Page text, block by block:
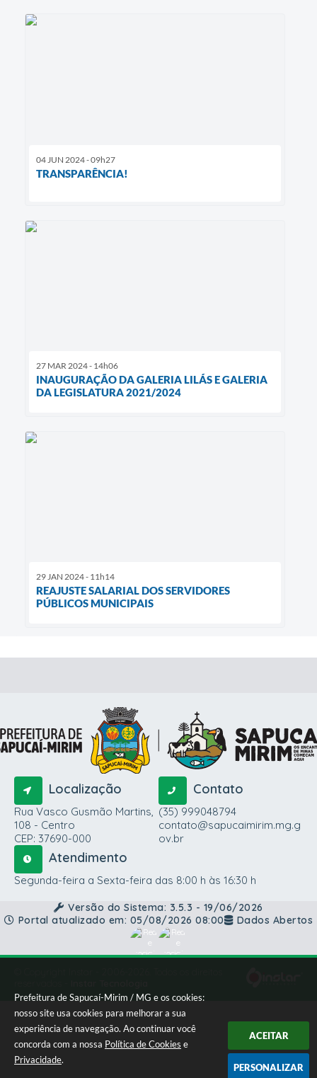
Prefeitura de Sapucaí-Mirim / MG e os cookies:
nosso site usa cookies para melhorar a sua
experiência de navegação. Ao continuar você
concorda com a nossa Política de Cookies e
Privacidade.
ACEITAR
PERSONALIZAR
04 JUN 2024 - 09h27
TRANSPARÊNCIA!
27 MAR 2024 - 14h06
INAUGURAÇÃO DA GALERIA LILÁS E GALERIA
DA LEGISLATURA 2021/2024
29 JAN 2024 - 11h14
REAJUSTE SALARIAL DOS SERVIDORES
PÚBLICOS MUNICIPAIS
Localização
Rua Vasco Gusmão Martins,
108 - Centro
CEP: 37690-000
Contato
(35) 999048794
contato@sapucaimirim.mg.g
ov.br
Atendimento
Segunda-feira a Sexta-feira das 8:00 h às 16:30 h
Versão do Sistema: 3.5.3 - 19/06/2026
Portal atualizado em: 05/08/2026 08:00 Dados Abertos